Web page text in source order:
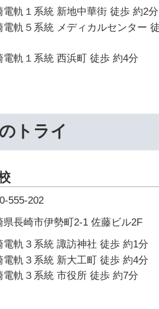
電軌１系統 新地中華街 徒歩 約2分
電軌５系統 メディカルセンター
電軌１系統 西浜町 徒歩 約4分
トライ
555-202
県長崎市伊勢町2-1 佐藤ビル2F
電軌３系統 諏訪神社 徒歩 約1分
電軌３系統 新大工町 徒歩 約4分
電軌３系統 市役所 徒歩 約7分